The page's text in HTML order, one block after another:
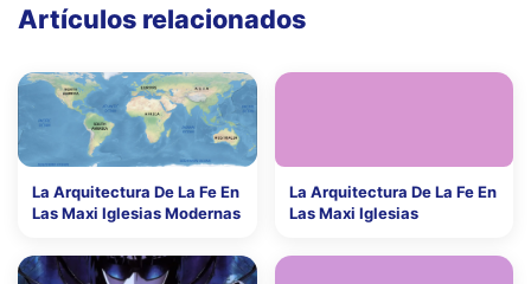
Artículos relacionados
La Arquitectura De La Fe En
Las Maxi Iglesias Modernas
La Arquitectura De La Fe En
Las Maxi Iglesias